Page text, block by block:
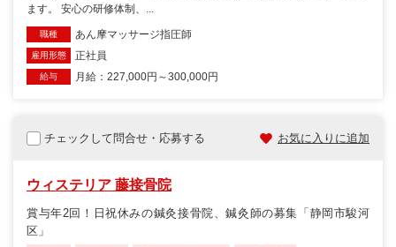
ます。 安心の研修体制、...
職種 あん摩マッサージ指圧師
雇用形態 正社員
給与 月給：227,000円～300,000円
チェックして問合せ・応募する お気に入りに追加
ウィステリア 藤接骨院
賞与年2回！日祝休みの鍼灸接骨院、鍼灸師の募集「静岡市駿河
区」